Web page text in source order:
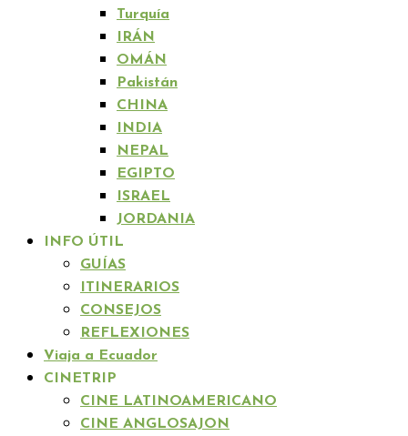
Turquía
IRÁN
OMÁN
Pakistán
CHINA
INDIA
NEPAL
EGIPTO
ISRAEL
JORDANIA
INFO ÚTIL
GUÍAS
ITINERARIOS
CONSEJOS
REFLEXIONES
Viaja a Ecuador
CINETRIP
CINE LATINOAMERICANO
CINE ANGLOSAJON